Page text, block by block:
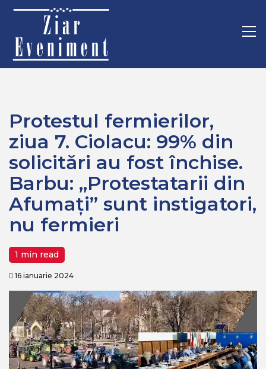
Politica
Protestul fermierilor, ziua 7. Ciolacu: 99% din solicitări au fost
închise. Barbu: „Protestatarii din Afumați” sunt instigatori, nu
fermieri
Protestul fermierilor,
ziua 7. Ciolacu: 99% din
solicitări au fost închise.
Barbu: „Protestatarii din
Afumați” sunt instigatori,
nu fermieri
1 min read
16 ianuarie 2024